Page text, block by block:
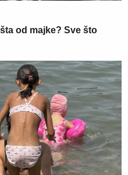
od majke? Sve što